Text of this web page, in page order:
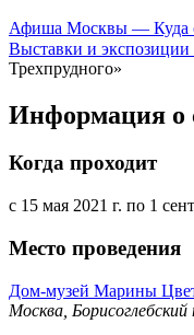
Афиша Москвы — Куда
Выставки и экспозиции
Трехпрудного»
Информация о
Когда проходит
с 15 мая 2021 г. по 1
Место проведения
Дом-музей Марины
Москва, Борисоглебский